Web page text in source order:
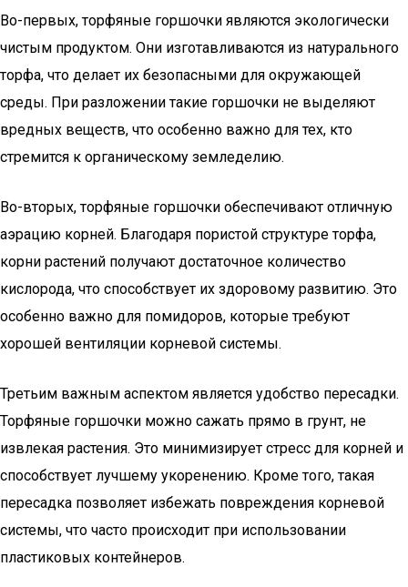
Во-первых, торфяные горшочки являются экологически
чистым продуктом. Они изготавливаются из натурального
торфа, что делает их безопасными для окружающей
среды. При разложении такие горшочки не выделяют
вредных веществ, что особенно важно для тех, кто
стремится к органическому земледелию.
Во-вторых, торфяные горшочки обеспечивают отличную
аэрацию корней. Благодаря пористой структуре торфа,
корни растений получают достаточное количество
кислорода, что способствует их здоровому развитию. Это
особенно важно для помидоров, которые требуют
хорошей вентиляции корневой системы.
Третьим важным аспектом является удобство пересадки.
Торфяные горшочки можно сажать прямо в грунт, не
извлекая растения. Это минимизирует стресс для корней и
способствует лучшему укоренению. Кроме того, такая
пересадка позволяет избежать повреждения корневой
системы, что часто происходит при использовании
пластиковых контейнеров.